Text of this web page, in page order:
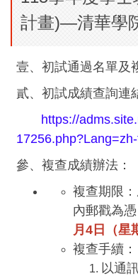
計畫)—清華學
壹、初試通過名單及
貳、初試成績查詢連
https://
參、複查成績辦法：
複查期限
內郵戳為憑
月 4 日（星
複查手續：
以通